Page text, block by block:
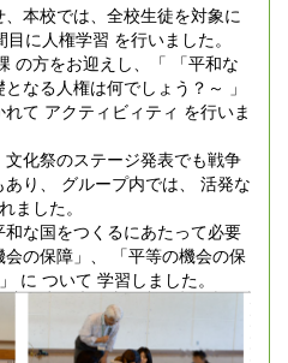
本校では、全校生徒を対象に
に人権学習 を行いました。
の方をお迎えし、「 「平和な
なる人権は何でしょう？～ 」
て アクティビィティ を行いま
化祭のステージ発表でも戦争
り、 グループ内では、 活発な
ました。
な国をつくるにあたって必要
の保障」、 「平等の機会の保
に ついて 学習しました。